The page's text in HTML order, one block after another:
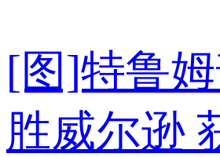
[图]特鲁
胜威尔逊